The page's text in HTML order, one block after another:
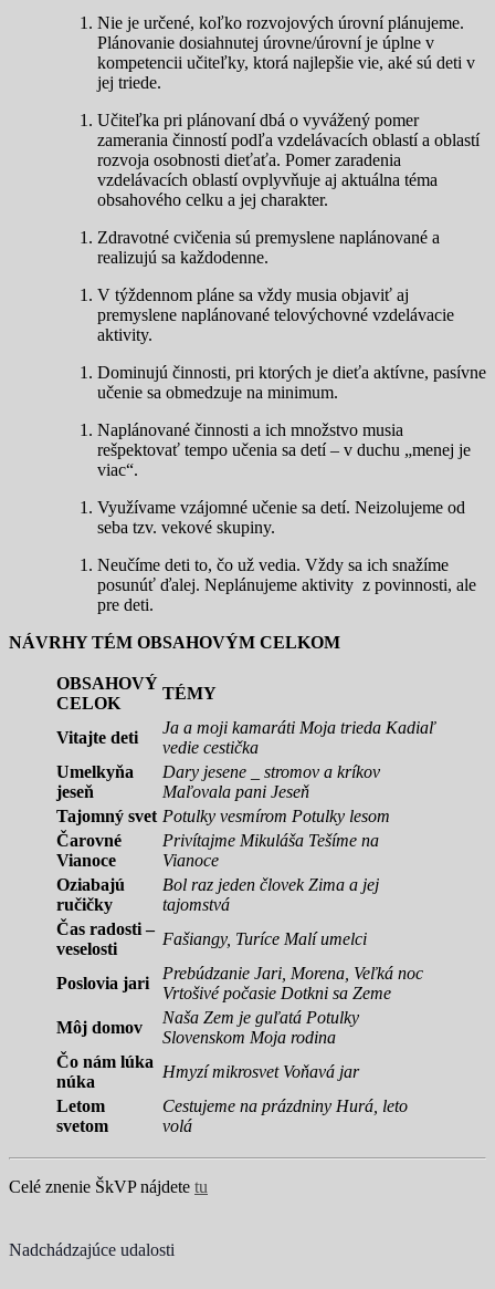
Nie je určené, koľko rozvojových úrovní plánujeme.
Plánovanie dosiahnutej úrovne/úrovní je úplne v
kompetencii učiteľky, ktorá najlepšie vie, aké sú deti v
jej triede.
Učiteľka pri plánovaní dbá o vyvážený pomer
zamerania činností podľa vzdelávacích oblastí a oblastí
rozvoja osobnosti dieťaťa. Pomer zaradenia
vzdelávacích oblastí ovplyvňuje aj aktuálna téma
obsahového celku a jej charakter.
Zdravotné cvičenia sú premyslene naplánované a
realizujú sa každodenne.
V týždennom pláne sa vždy musia objaviť aj
premyslene naplánované telovýchovné vzdelávacie
aktivity.
Dominujú činnosti, pri ktorých je dieťa aktívne, pasívne
učenie sa obmedzuje na minimum.
Naplánované činnosti a ich množstvo musia
rešpektovať tempo učenia sa detí – v duchu „menej je
viac“.
Využívame vzájomné učenie sa detí. Neizolujeme od
seba tzv. vekové skupiny.
Neučíme deti to, čo už vedia. Vždy sa ich snažíme
posunúť ďalej. Neplánujeme aktivity z povinnosti, ale
pre deti.
NÁVRHY TÉM OBSAHOVÝM CELKOM
OBSAHOVÝ
CELOK
TÉMY
Vitajte deti
Ja a moji kamaráti Moja trieda Kadiaľ
vedie cestička
Umelkyňa
jeseň
Dary jesene _ stromov a kríkov
Maľovala pani Jeseň
Tajomný svet Potulky vesmírom Potulky lesom
Čarovné
Vianoce
Privítajme Mikuláša Tešíme na
Vianoce
Oziabajú
ručičky
Bol raz jeden človek Zima a jej
tajomstvá
Čas radosti –
veselosti
Fašiangy, Turíce Malí umelci
Poslovia jari
Prebúdzanie Jari, Morena, Veľká noc
Vrtošivé počasie Dotkni sa Zeme
Môj domov
Naša Zem je guľatá Potulky
Slovenskom Moja rodina
Čo nám lúka
núka
Hmyzí mikrosvet Voňavá jar
Letom
svetom
Cestujeme na prázdniny Hurá, leto
volá
Celé znenie ŠkVP nájdete tu
Nadchádzajúce udalosti